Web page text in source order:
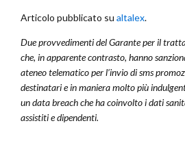
Articolo pubblicato su altalex.
Due provvedimenti del Garante per il
che, in apparente contrasto, hanno
ateneo telematico per l’invio di sms
destinatari e in maniera molto più
un data breach che ha coinvolto i dati
assistiti e dipendenti.